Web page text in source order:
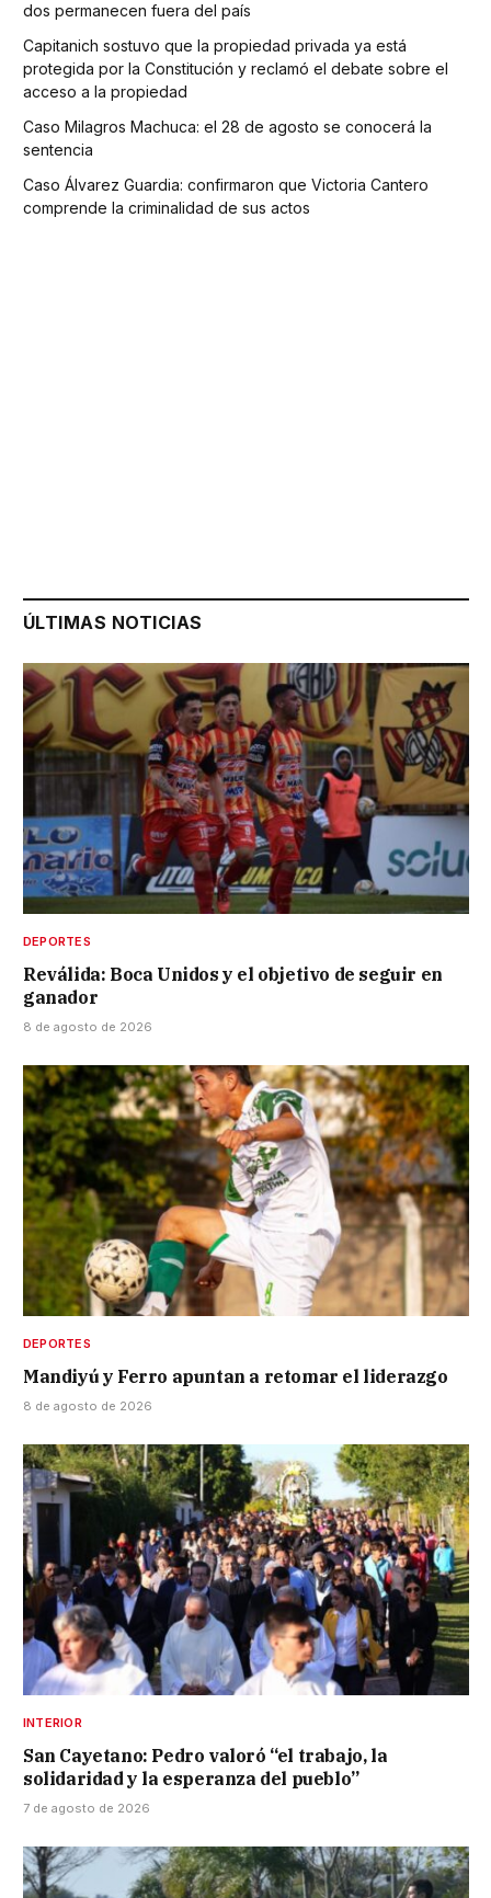
dos permanecen fuera del país
Capitanich sostuvo que la propiedad privada ya está
protegida por la Constitución y reclamó el debate sobre el
acceso a la propiedad
Caso Milagros Machuca: el 28 de agosto se conocerá la
sentencia
Caso Álvarez Guardia: confirmaron que Victoria Cantero
comprende la criminalidad de sus actos
ÚLTIMAS NOTICIAS
DEPORTES
Reválida: Boca Unidos y el objetivo de seguir en
ganador
8 de agosto de 2026
DEPORTES
Mandiyú y Ferro apuntan a retomar el liderazgo
8 de agosto de 2026
INTERIOR
San Cayetano: Pedro valoró “el trabajo, la
solidaridad y la esperanza del pueblo”
7 de agosto de 2026